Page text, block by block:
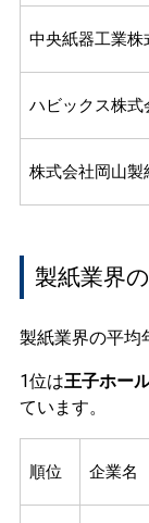
中央紙器工業株
ハビックス株式
株式会社岡山製
製紙業界
製紙業界の平均
1位は王子ホー
ています。
順位 企業名